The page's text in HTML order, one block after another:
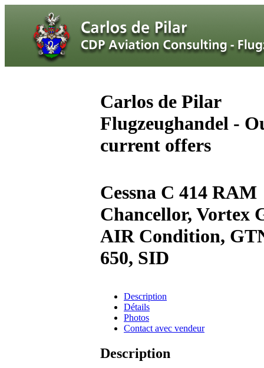
Carlos de Pilar
Flugzeughandel -
current offers
Cessna C 414 RAM
Chancellor, Vortex
AIR Condition,
650, SID
Description
Détails
Photos
Contact avec vendeur
Description